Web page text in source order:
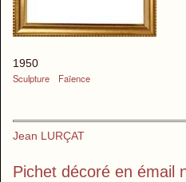
1950
Sculpture
Faïence
Jean LURÇAT
Pichet décoré en émail